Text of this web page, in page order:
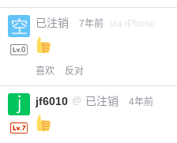
已注销 7年前 via iPhone
喜欢 反对
jf6010 @ 已注销 4年前